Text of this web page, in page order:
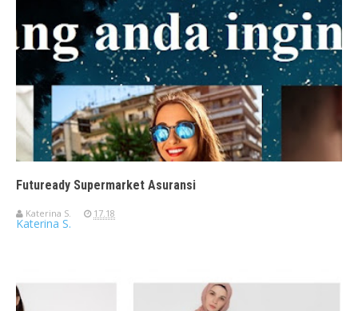
Futuready Supermarket Asuransi
Katerina S. 17.18
Katerina S.